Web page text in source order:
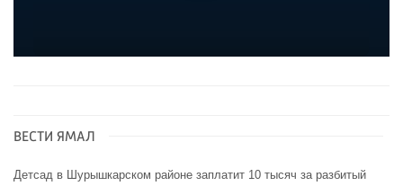
ВЕСТИ ЯМАЛ
Детсад в Шурышкарском районе заплатит 10 тысяч за разбитый